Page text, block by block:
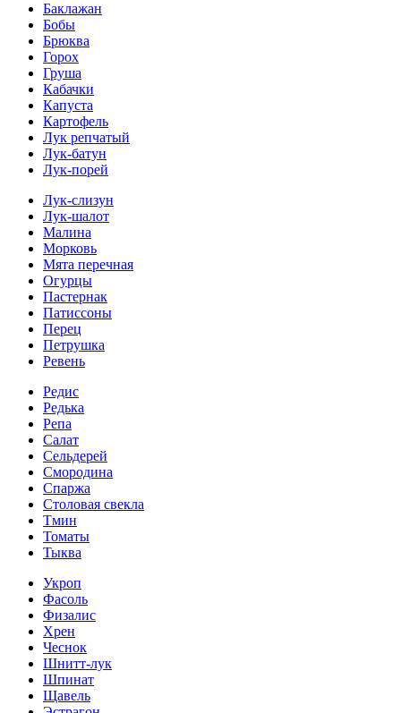
Баклажан
Бобы
Брюква
Горох
Груша
Кабачки
Капуста
Картофель
Лук репчатый
Лук-батун
Лук-порей
Лук-слизун
Лук-шалот
Малина
Морковь
Мята перечная
Огурцы
Пастернак
Патиссоны
Перец
Петрушка
Ревень
Редис
Редька
Репа
Салат
Сельдерей
Смородина
Спаржа
Столовая свекла
Тмин
Томаты
Тыква
Укроп
Фасоль
Физалис
Хрен
Чеснок
Шнитт-лук
Шпинат
Щавель